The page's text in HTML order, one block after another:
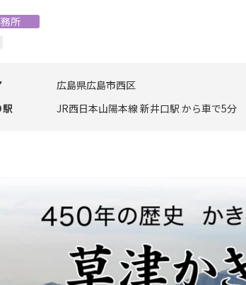
所
広島県広島市西区
駅
JR西日本山陽本線 新井口駅 から車で5分